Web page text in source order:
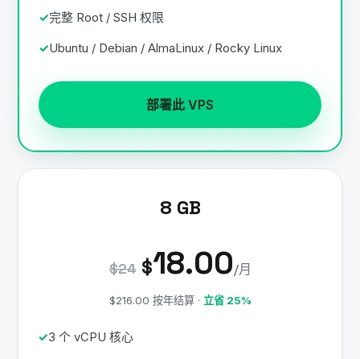
完整 Root / SSH 权限
Ubuntu / Debian / AlmaLinux / Rocky Linux
部署此 VPS
8 GB
$24 $18.00/月
$216.00 按年结算 · 立省 25%
3 个 vCPU 核心